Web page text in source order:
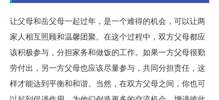
让父母和岳父母一起过年，是一个难得的机会，可以让两
家人相互照顾和温馨团聚。在这个过程中，双方父母都应
该积极参与，分担家务和做饭的工作。如果一方父母很勤
劳付出，另一方父母也应该尽量参与，共同分担责任，这
样才能达到平衡和和谐。当然，在双方父母之间，你也可